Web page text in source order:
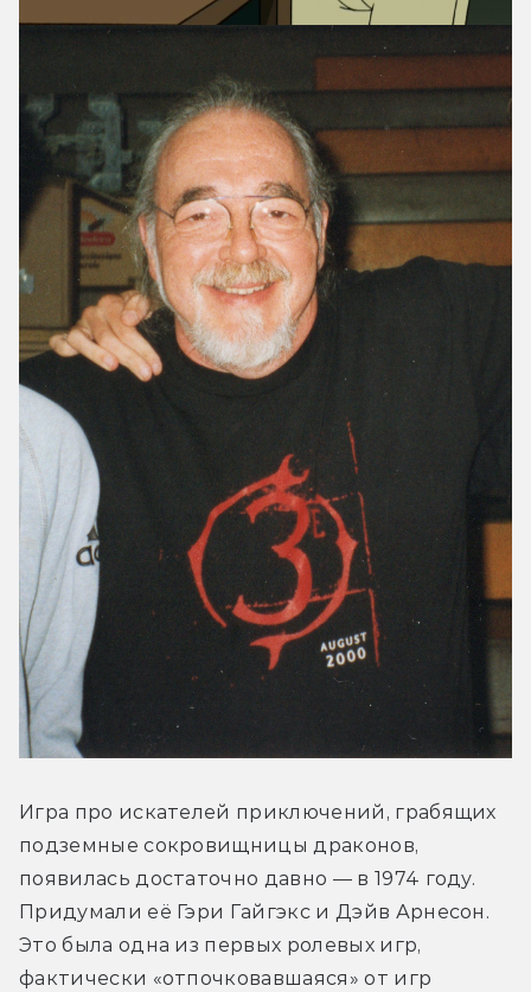
Игра про искателей приключений, грабящих
подземные сокровищницы драконов,
появилась достаточно давно — в 1974 году.
Придумали её Гэри Гайгэкс и Дэйв Арнесон.
Это была одна из первых ролевых игр,
фактически «отпочковавшаяся» от игр